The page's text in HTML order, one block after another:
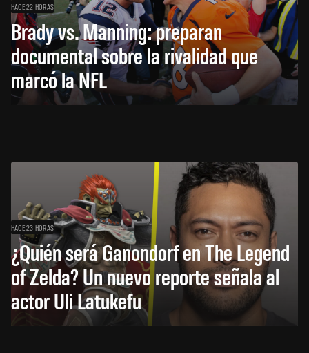
HACE 22 HORAS
Brady vs. Manning: preparan
documental sobre la rivalidad que
marcó la NFL
HACE 23 HORAS
¿Quién será Ganondorf en The Legend
of Zelda? Un nuevo reporte señala al
actor Uli Latukefu